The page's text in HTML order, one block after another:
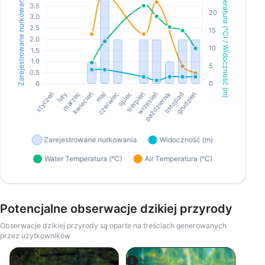
Potencjalne obserwacje dzikiej przyrody
Obserwacje dzikiej przyrody są oparte na treściach generowanych
przez użytkowników